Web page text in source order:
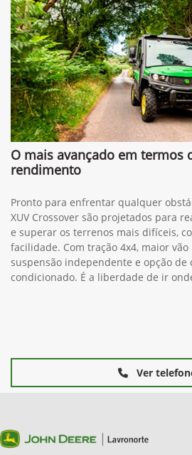
O mais avançado em termos
rendimento
Pronto para enfrentar qualquer
XUV Crossover são projetados para
e superar os terrenos mais difíceis,
facilidade. Com tração 4x4, maior
suspensão independente e opção de
condicionado. É a liberdade de ir
Ver